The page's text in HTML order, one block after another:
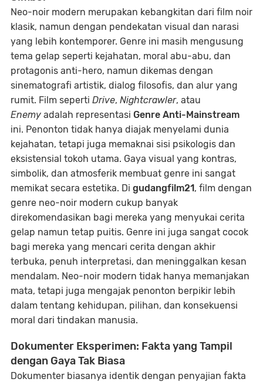
Neo-noir modern merupakan kebangkitan dari film noir
klasik, namun dengan pendekatan visual dan narasi
yang lebih kontemporer. Genre ini masih mengusung
tema gelap seperti kejahatan, moral abu-abu, dan
protagonis anti-hero, namun dikemas dengan
sinematografi artistik, dialog filosofis, dan alur yang
rumit. Film seperti Drive, Nightcrawler, atau
Enemy adalah representasi Genre Anti-Mainstream
ini. Penonton tidak hanya diajak menyelami dunia
kejahatan, tetapi juga memaknai sisi psikologis dan
eksistensial tokoh utama. Gaya visual yang kontras,
simbolik, dan atmosferik membuat genre ini sangat
memikat secara estetika. Di gudangfilm21, film dengan
genre neo-noir modern cukup banyak
direkomendasikan bagi mereka yang menyukai cerita
gelap namun tetap puitis. Genre ini juga sangat cocok
bagi mereka yang mencari cerita dengan akhir
terbuka, penuh interpretasi, dan meninggalkan kesan
mendalam. Neo-noir modern tidak hanya memanjakan
mata, tetapi juga mengajak penonton berpikir lebih
dalam tentang kehidupan, pilihan, dan konsekuensi
moral dari tindakan manusia.
Dokumenter Eksperimen: Fakta yang Tampil
dengan Gaya Tak Biasa
Dokumenter biasanya identik dengan penyajian fakta